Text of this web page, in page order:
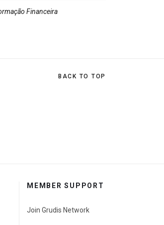
Financeira
BACK TO TOP
MEMBER SUPPORT
Join Grudis Network